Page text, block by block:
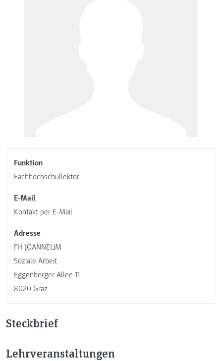
Funktion
Fachhochschullektor
E-Mail
Kontakt per E-Mail
Adresse
FH JOANNEUM
Soziale Arbeit
Eggenberger Allee 11
8020 Graz
Steckbrief
Lehrveranstaltungen